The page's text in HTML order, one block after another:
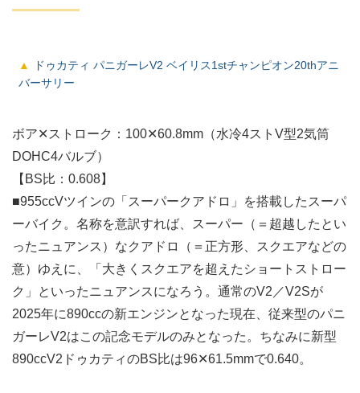
ドゥカティ パニガーレV2 ベイリス1stチャンピオン20thアニ
バーサリー
ボア✕ストローク：100✕60.8mm（水冷4ストV型2気筒
DOHC4バルブ）
【BS比：0.608】
■955ccVツインの「スーパークアドロ」を搭載したスーパ
ーバイク。名称を意訳すれば、スーパー（＝超越したとい
ったニュアンス）なクアドロ（＝正方形、スクエアなどの
意）ゆえに、「大きくスクエアを超えたショートストロー
ク」といったニュアンスになろう。通常のV2／V2Sが
2025年に890ccの新エンジンとなった現在、従来型のパニ
ガーレV2はこの記念モデルのみとなった。ちなみに新型
890ccV2ドゥカティのBS比は96✕61.5mmで0.640。